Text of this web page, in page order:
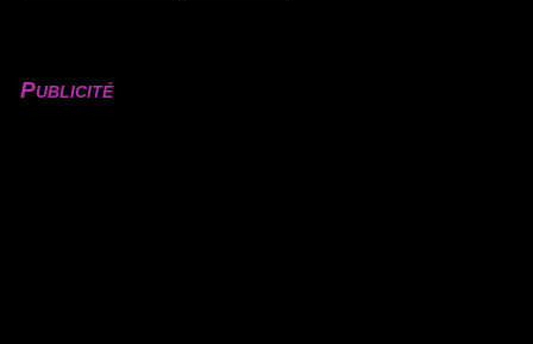
Publicité